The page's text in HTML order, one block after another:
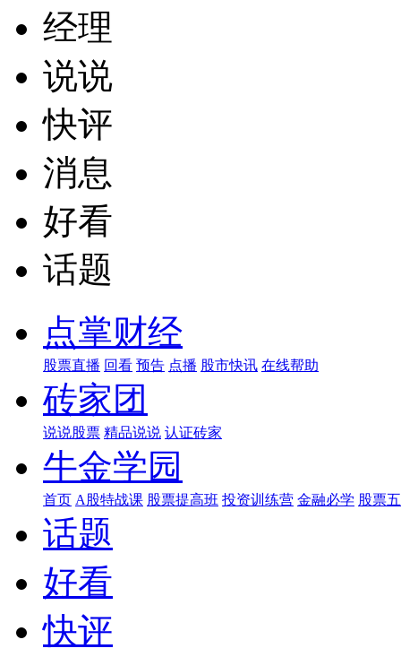
经理
说说
快评
消息
好看
话题
点掌财经
股票直播 回看 预告 点播 股市快讯 在线帮助
砖家团
说说股票 精品说说 认证砖家
牛金学园
首页 A股特战课 股票提高班 投资训练营 金融必学 股票
话题
好看
快评